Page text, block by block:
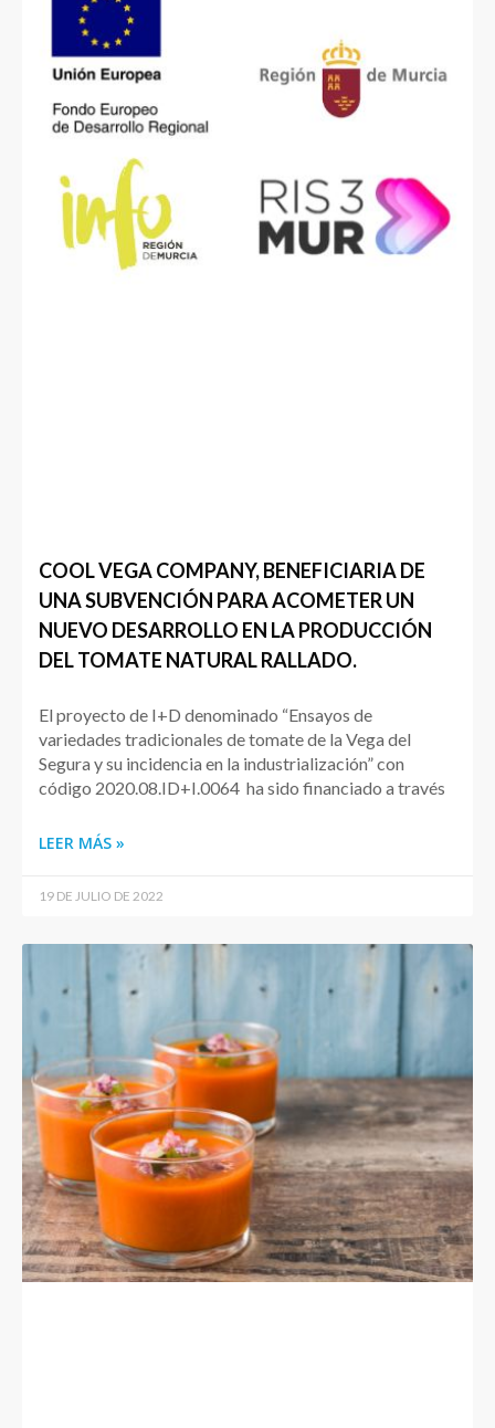
COOL VEGA COMPANY, BENEFICIARIA DE
UNA SUBVENCIÓN PARA ACOMETER UN
NUEVO DESARROLLO EN LA PRODUCCIÓN
DEL TOMATE NATURAL RALLADO.
El proyecto de I+D denominado “Ensayos de
variedades tradicionales de tomate de la Vega del
Segura y su incidencia en la industrialización” con
código 2020.08.ID+I.0064 ha sido financiado a través
LEER MÁS »
19 DE JULIO DE 2022